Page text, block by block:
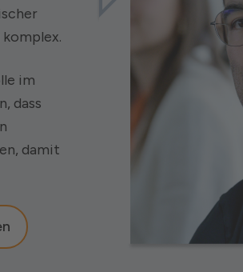
im
dass
damit